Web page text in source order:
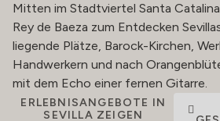
Mitten im Stadtviertel Santa
Rey de Baeza zum Entdecken
liegende Plätze, Barock-Kirchen,
Handwerkern und nach
mit dem Echo einer fernen Gitarre.
ERLEBNISANGEBOTE IN
SEVILLA ZEIGEN